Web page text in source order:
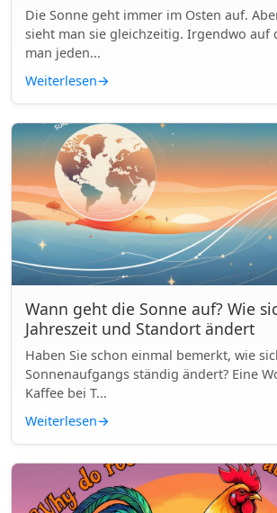
Die Sonne geht immer im Osten auf.
sieht man sie gleichzeitig. Irgendwo auf
man jeden...
Weiterlesen→
Wann geht die Sonne auf? Wie
Jahreszeit und Standort ändert
Haben Sie schon einmal bemerkt, wie
Sonnenaufgangs ständig ändert? Eine
Kaffee bei T...
Weiterlesen→